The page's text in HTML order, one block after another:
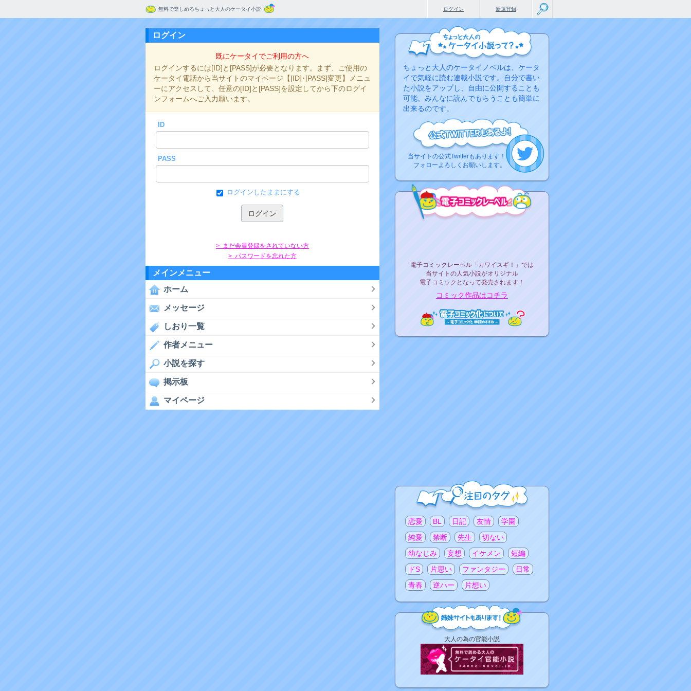
無料で楽しめるちょっと大人のケータイ小説 新規登録
ログイン
ログイン
既にケータイでご利用の方へ
ログインするには[ID]と[PASS]が必要となります。まず、ご使用の
ケータイ電話から当サイトのマイページ【[ID]･[PASS]変更】メニュ
ーにアクセスして、任意の[ID]と[PASS]を設定してから下のログイ
ンフォームへご入力願います。
ID
PASS
ログインしたままにする
> まだ会員登録をされていない方
> パスワードを忘れた方
メインメニュー
ホーム
メッセージ
しおり一覧
作者メニュー
小説を探す
掲示板
マイページ
ちょっと大人のケータイノベルは、ケータ
イで気軽に読む連載小説です。自分で書い
た小説をアップし、自由に公開することも
可能。みんなに読んでもらうことも簡単に
出来るのです。
当サイトの公式Twitterもあります！
フォローよろしくお願いします。
電子コミックレーベル「カワイスギ！」では
当サイトの人気小説がオリジナル
電子コミックとなって発売されます！
コミック作品はコチラ
注目のタグ
恋愛 BL 日記 友情
学園
純愛
禁断 先生
切ない
幼なじみ
妄想 イケメン
短編
ドS
片思い ファンタジー
日常
青春
逆ハー 片想い
大人の為の官能小説